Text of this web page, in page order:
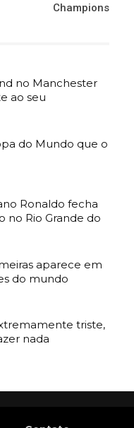
Champions
no Manchester
ao seu
do Mundo que o
Ronaldo fecha
no Rio Grande do
aparece em
do mundo
triste,
nada